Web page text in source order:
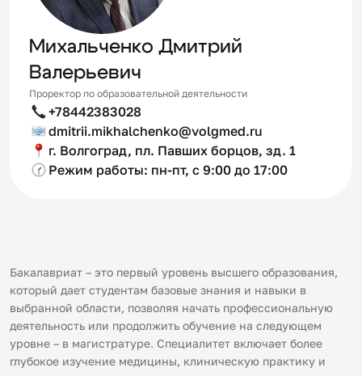
Михальченко Дмитрий
Валерьевич
Проректор по образовательной деятельности
+78442383028
dmitrii.mikhalchenko@volgmed.ru
г. Волгоград, пл. Павших борцов, зд. 1
Режим работы: пн-пт, с 9:00 до 17:00
Бакалавриат – это первый уровень высшего образования,
который дает студентам базовые знания и навыки в
выбранной области, позволяя начать профессиональную
деятельность или продолжить обучение на следующем
уровне – в магистратуре. Специалитет включает более
глубокое изучение медицины, клиническую практику и